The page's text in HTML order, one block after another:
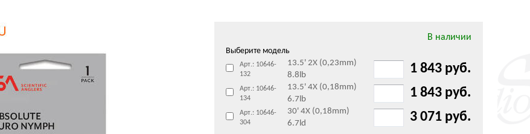
В наличии
Выберите модель
Арт.: 10646-
132
13.5' 2X (0,23mm)
8.8lb
1 843 руб.
Арт.: 10646-
134
13.5' 4X (0,18mm)
6.7lb
1 843 руб.
Арт.: 10646-
304
30' 4X (0,18mm)
6.7ld
3 071 руб.